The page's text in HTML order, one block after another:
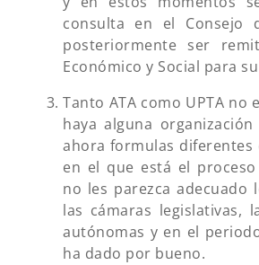
consulta en el Consejo
posteriormente ser
Económico y Social para
Tanto ATA como UPTA no
haya alguna
ahora formulas diferentes
en el que está el
no les parezca adecuado
las cámaras legislativas,
autónomas y en el
ha dado por bueno.